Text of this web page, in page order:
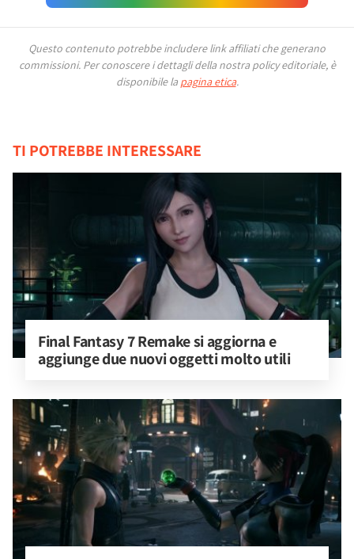
Questo contenuto potrebbe includere link affiliati che generano
commissioni. Per conoscere i dettagli della nostra policy editoriale, è
disponibile la pagina etica.
TI POTREBBE INTERESSARE
Final Fantasy 7 Remake si aggiorna e
aggiunge due nuovi oggetti molto utili